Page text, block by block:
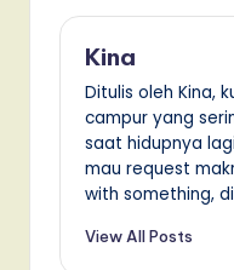
Kina
Ditulis oleh Kina,
campur yang
saat hidupnya
mau request
with something,
View All Posts